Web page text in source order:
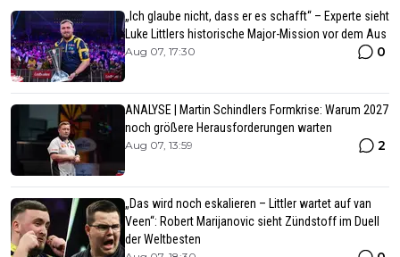
„Ich glaube nicht, dass er es schafft“ – Experte sieht
Luke Littlers historische Major-Mission vor dem Aus
Aug 07, 17:30 0
ANALYSE | Martin Schindlers Formkrise: Warum 2027
noch größere Herausforderungen warten
Aug 07, 13:59 2
„Das wird noch eskalieren – Littler wartet auf van
Veen“: Robert Marijanovic sieht Zündstoff im Duell
der Weltbesten